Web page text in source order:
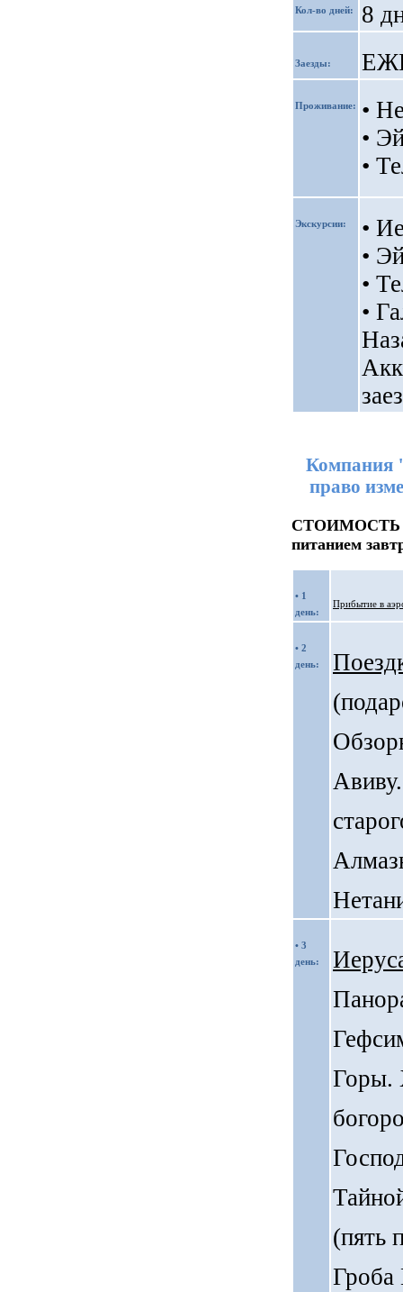
Кол-во дней: 8
Заезды:
Проживание:
•
•
•
Экскурсии:
•
•
•
•
Компания
право
СТОИМОСТЬ
питанием
• 1
день:
Прибытие в
• 2
день:
• 3
день:
Горы.
(пять
Гроба